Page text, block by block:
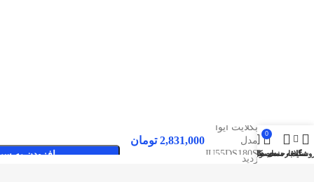
صفحات پربازدید
بکلایت آیوا
مدل
JU55DS180S
2,831,000 تومان
افزودن به سایدبار
علاقه مندی ها
0
محصول
حساب کاربری من